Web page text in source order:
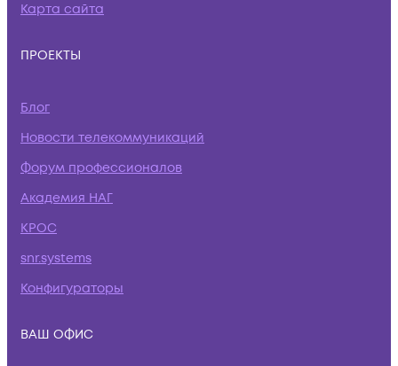
Карта сайта
ПРОЕКТЫ
Блог
Новости телекоммуникаций
Форум профессионалов
Академия НАГ
КРОС
snr.systems
Конфигураторы
ВАШ ОФИС